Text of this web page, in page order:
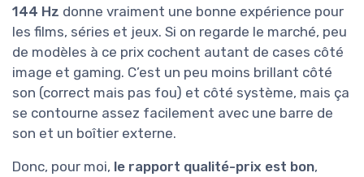
144 Hz donne vraiment une bonne expérience pour
les films, séries et jeux. Si on regarde le marché, peu
de modèles à ce prix cochent autant de cases côté
image et gaming. C’est un peu moins brillant côté
son (correct mais pas fou) et côté système, mais ça
se contourne assez facilement avec une barre de
son et un boîtier externe.
Donc, pour moi, le rapport qualité-prix est bon,